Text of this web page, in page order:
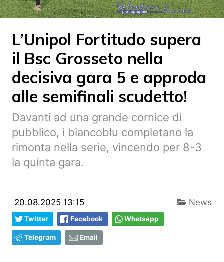
L’Unipol Fortitudo supera
il Bsc Grosseto nella
decisiva gara 5 e approda
alle semifinali scudetto!
Davanti ad una grande cornice di
pubblico, i biancoblu completano la
rimonta nella serie, vincendo per 8-3
la quinta gara.
20.08.2025 13:15 News
Twitter Facebook Whatsapp
Telegram Email